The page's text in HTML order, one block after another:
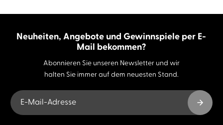
Neuheiten, Angebote und Gewinnspiele per E-
Mail bekommen?
Abonnieren Sie unseren Newsletter und wir
halten Sie immer auf dem neuesten Stand.
E-Mail-Adresse